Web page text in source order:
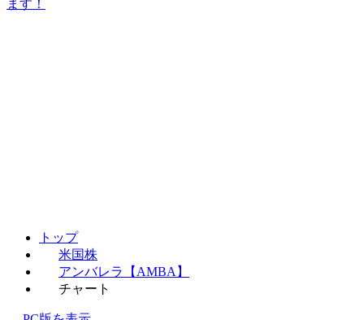
ます！
トップ
米国株
アンバレラ【AMBA】
チャート